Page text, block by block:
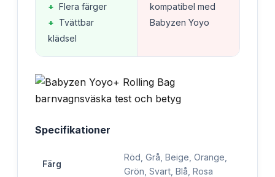
+ Flera färger
+ Tvättbar
klädsel
kompatibel med
Babyzen Yoyo
Specifikationer
Färg
Röd, Grå, Beige, Orange,
Grön, Svart, Blå, Rosa